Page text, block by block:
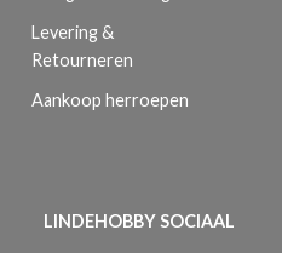
Levering &
Retourneren
Aankoop herroepen
LINDEHOBBY SOCIAAL